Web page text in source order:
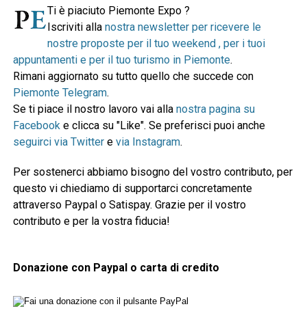
Ti è piaciuto Piemonte Expo ?
Iscriviti alla nostra newsletter per ricevere le
nostre proposte per il tuo weekend , per i tuoi
appuntamenti e per il tuo turismo in Piemonte.
Rimani aggiornato su tutto quello che succede con
Piemonte Telegram.
Se ti piace il nostro lavoro vai alla nostra pagina su
Facebooke clicca su "Like". Se preferisci puoi anche
seguirci via Twittere via Instagram.
Per sostenerci abbiamo bisogno del vostro contributo, per
questo vi chiediamo di supportarci concretamente
attraverso Paypal o Satispay. Grazie per il vostro
contributo e per la vostra fiducia!
Donazione con Paypal o carta di credito